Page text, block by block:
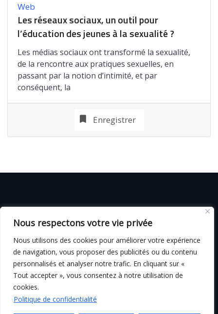
Nous respectons votre vie privée
Nous utilisons des cookies pour améliorer votre expérience
de navigation, vous proposer des publicités ou du contenu
personnalisés et analyser notre trafic. En cliquant sur «
Tout accepter », vous consentez à notre utilisation de
cookies.
Politique de confidentialité
Web
Les réseaux sociaux, un outil pour
l’éducation des jeunes à la sexualité ?
Les médias sociaux ont transformé la sexualité,
de la rencontre aux pratiques sexuelles, en
passant par la notion d’intimité, et par
conséquent, la
Enregistrer
CGV